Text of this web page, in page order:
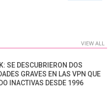
VIEW ALL
SE DESCUBRIERON DOS
GRAVES EN LAS VPN QUE
INACTIVAS DESDE 1996